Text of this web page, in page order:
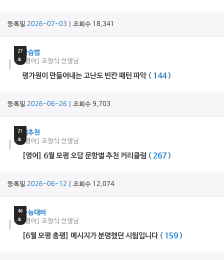
등록일 2026-07-03 | 조회수 18,341
27
초
학습법
[영어] 조정식 선생님
평가원이 만들어내는 고난도 빈칸 패턴 파악 ( 144 )
등록일 2026-06-26 | 조회수 9,703
21
초
쌤추천
[영어] 조정식 선생님
[영어] 6월 모평 오답 문항별 추천 커리큘럼 ( 267 )
등록일 2026-06-12 | 조회수 12,074
46
초
수능대비
[영어] 조정식 선생님
[6월 모평 총평] 메시지가 분명했던 시험입니다 ( 159 )